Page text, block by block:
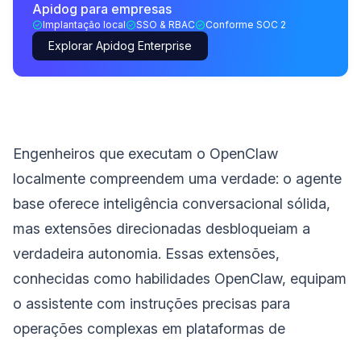
Apidog para empresas
Implantação local SSO & RBAC Conforme SOC 2
Explorar Apidog Enterprise
Engenheiros que executam o OpenClaw
localmente compreendem uma verdade: o agente
base oferece inteligência conversacional sólida,
mas extensões direcionadas desbloqueiam a
verdadeira autonomia. Essas extensões,
conhecidas como habilidades OpenClaw, equipam
o assistente com instruções precisas para
operações complexas em plataformas de